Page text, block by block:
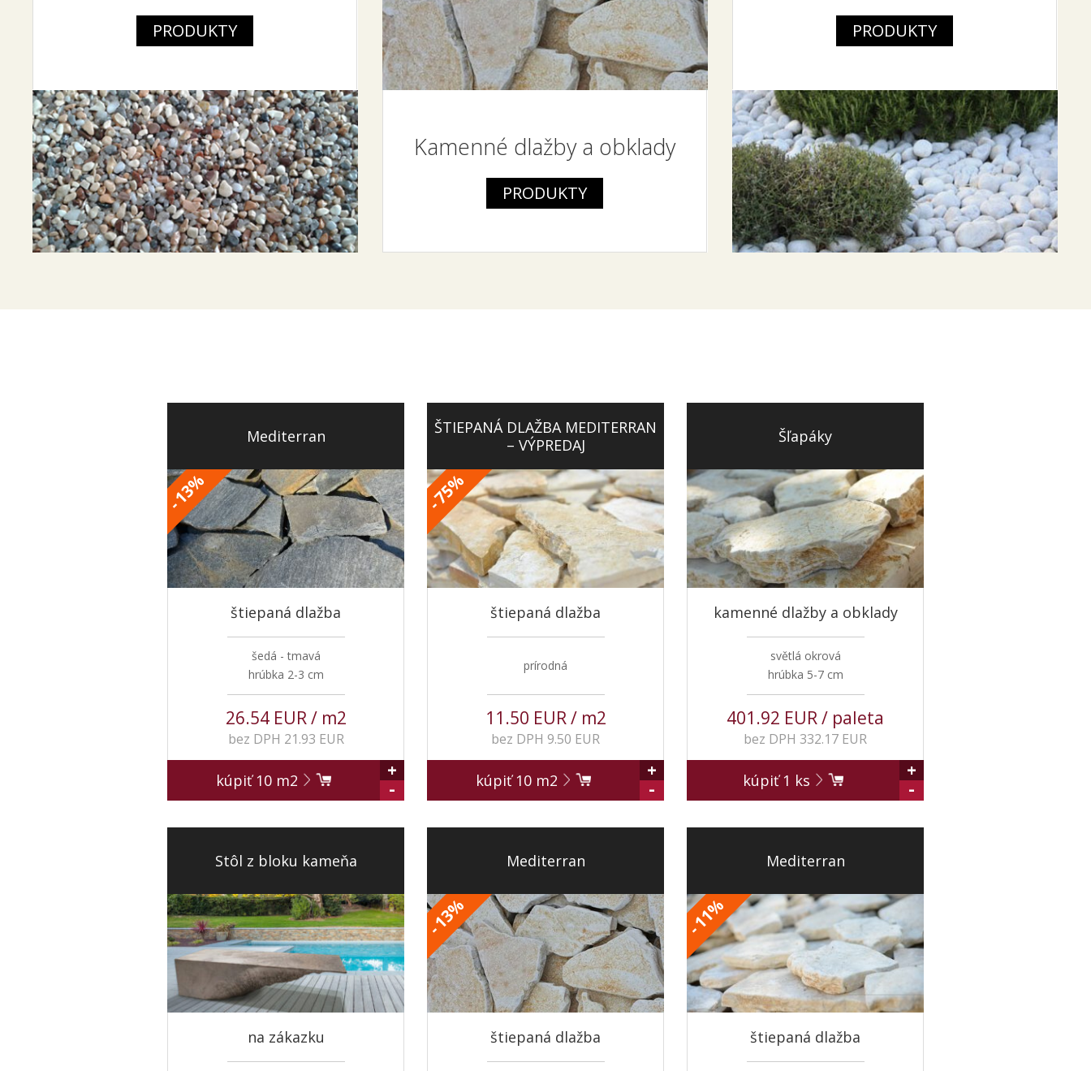
PRODUKTY
Kamenné dlažby a obklady
PRODUKTY
PRODUKTY
Mediterran
-
13
%
štiepaná dlažba
šedá - tmavá
hrúbka 2-3 cm
26.54 EUR / m2
bez DPH 21.93 EUR
kúpiť10m2
+
-
ŠTIEPANÁ DLAŽBA MEDITERRAN
– VÝPREDAJ
-
75
%
štiepaná dlažba
prírodná
11.50 EUR / m2
bez DPH 9.50 EUR
kúpiť10m2
+
-
Šľapáky
kamenné dlažby a obklady
světlá okrová
hrúbka 5-7 cm
401.92 EUR / paleta
bez DPH 332.17 EUR
kúpiť1 ks
+
-
Stôl z bloku kameňa
na zákazku
Mediterran
-
13
%
štiepaná dlažba
Mediterran
-
11
%
štiepaná dlažba